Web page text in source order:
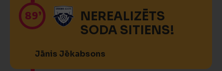
89’
NEREALIZĒTS
SODA SITIENS!
Jānis Jēkabsons